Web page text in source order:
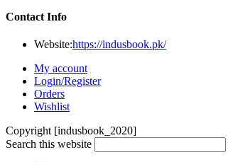
Contact Info
Website:https://indusbook.pk/
My account
Login/Register
Orders
Wishlist
Copyright [indusbook_2020]
Search this website